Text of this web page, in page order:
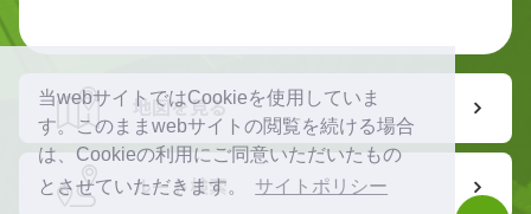
当webサイトではCookieを使用していま
す。このままwebサイトの閲覧を続ける場合
は、Cookieの利用にご同意いただいたもの
とさせていただきます。
サイトポリシー
地図を見る
ルート検索